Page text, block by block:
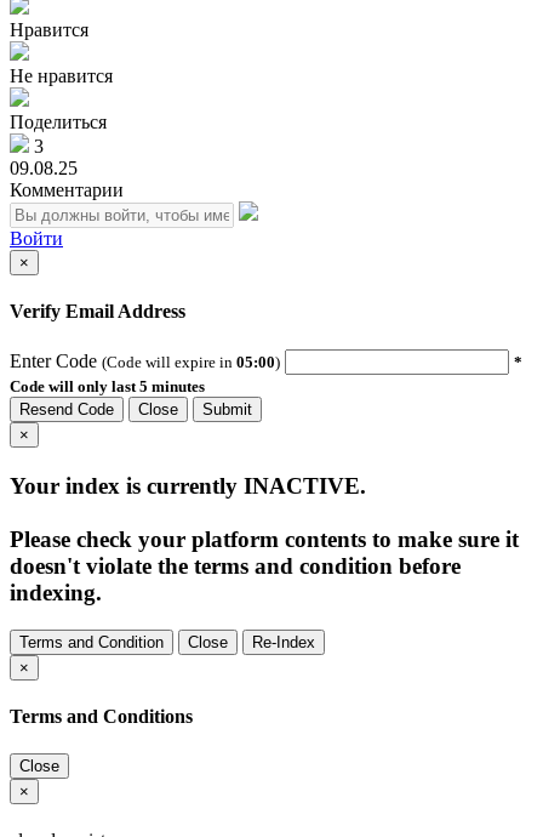
Нравится
Не нравится
Поделиться
3
09.08.25
Комментарии
Войти
×
Verify Email Address
Enter Code (Code will expire in 05:00)
*
Code will only last 5 minutes
Resend Code
Close
Submit
×
Your index is currently INACTIVE.
Please check your platform contents to make sure it
doesn't violate the terms and condition before
indexing.
Terms and Condition Close
Re-Index
×
Terms and Conditions
Close
×